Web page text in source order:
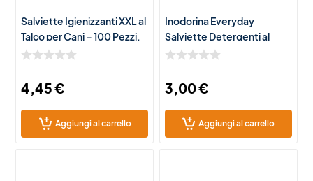
Salviette Igienizzanti XXL al
Talco per Cani – 100 Pezzi,
Detergenti e Delicate
4,45€
Aggiungi al carrello
Inodorina Everyday
Salviette Detergenti al
Muschio Bianco per Cani e
Igienizzanti
3,00€
Aggiungi al carrello